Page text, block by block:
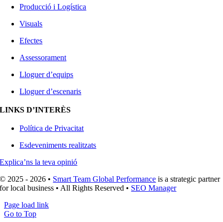
Producció i Logística
Visuals
Efectes
Assessorament
Lloguer d’equips
Lloguer d’escenaris
LINKS D’INTERÈS
Política de Privacitat
Esdeveniments realitzats
Explica’ns la teva opinió
© 2025 - 2026 • Smart Team Global Performance is a strategic partner
for local business • All Rights Reserved • SEO Manager
Page load link
Go to Top